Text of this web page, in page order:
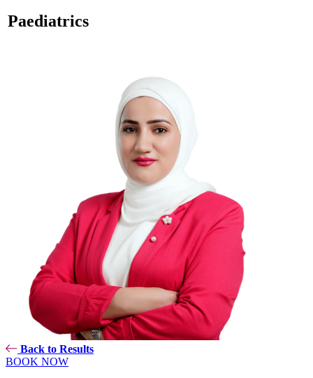
Paediatrics
Back to Results
BOOK NOW